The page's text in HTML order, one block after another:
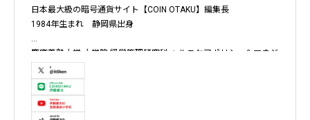
日本最大級の暗号通貨サイト【COIN OTAKU】編集長
1984年生まれ　静岡県出身
慶應義塾大学 大学院 経営管理研究科 ヘルスケアポリシー＆マネジ
メント集中コース終了
株式会社ソクラテス 代表取締役 / 国内企業暗号資産事業顧問 / 暗
号資産取引所アドバイザー / 暗号資産投資アナリスト / Fintechコ
ンサルタント / 暗号資産非公式アーティスト /YouTuber